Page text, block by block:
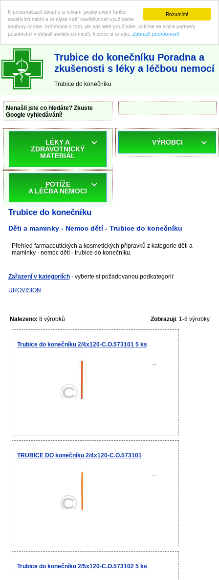
Rozumím!
K personalizaci obsahu a reklam, poskytování funkcí
sociálních médií a analýze naší návštěvnosti využíváme
soubory cookie. Informace o tom, jak náš web používáte, sdílíme se svými partnery
působícími v oblasti sociálních médií, inzerce a analýz. Zobrazit podrobnosti
ABC-LEKARNA.cz | Poradna a zkušenosti s léky a léčbou nemocí
Trubice do konečníku Poradna a
zkušenosti s léky a léčbou nemocí
Trubice do konečníku
Nenašli jste co hledáte? Zkuste
Google vyhledávání!
LÉKY A
ZDRAVOTNICKÝ
MATERIÁL
POTÍŽE
A LÉČBA NEMOCI
VÝROBCI
Trubice do konečníku
Děti a maminky - Nemoc dětí - Trubice do konečníku
Přehled farmaceutických a kosmetických přípravků z kategorie děti a
maminky - nemoc dětí - trubice do konečníku.
Zařazení v kategoriích - vyberte si požadovanou podkategorii:
UROVISION
Nalezeno: 8 výrobků Zobrazuji: 1-8 výrobky
Trubice do konečníku 2/4x120-C.O.573101 5 ks
...
TRUBICE DO konečníku 2/4x120-C.O.573101
...
Trubice do konečníku 2/5x120-C.O.573102 5 ks